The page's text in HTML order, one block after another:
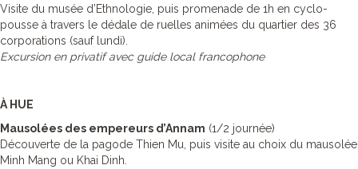
Visite du musée d’Ethnologie, puis promenade de 1h en cyclo-
pousse à travers le dédale de ruelles animées du quartier des 36
corporations (sauf lundi).
Excursion en privatif avec guide local francophone
À HUE
Mausolées des empereurs d’Annam (1/2 journée)
Découverte de la pagode Thien Mu, puis visite au choix du mausolée
Minh Mang ou Khai Dinh.